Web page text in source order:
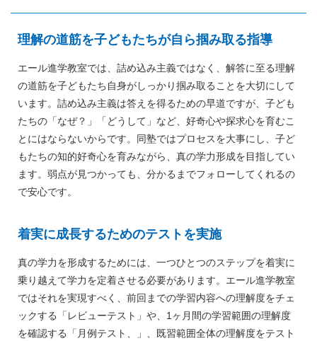
理解の道筋を子どもたちが自ら掴み取る指導
エール進学教室では、詰め込み主義ではなく、解答に至る理解
の道筋を子どもたち自身がしっかり掴み取ることを大切にして
います。詰め込み主義は答えを得るための早道ですが、子ども
たちの「なぜ？」「どうして」など、好奇心や探求心を育むこ
とにはならないからです。同塾ではプロセスを大事にし、子ど
もたちの知的好奇心を育みながら、真の学力形成を目指してい
ます。弱点が見つかっても、分かるまでフォローしてくれるの
で安心です。
着実に成長するためのテストを実施
真の学力を形成するためには、一つひとつのステップを着実に
乗り越えて学力を定着させる必要があります。エール進学教室
ではそれを実現すべく、前回までの学習内容への理解度をチェ
ックする「レビューテスト」や、1ヶ月間の学習範囲の理解度
を確認する「月例テスト、」、既習範囲全体の理解度をテスト